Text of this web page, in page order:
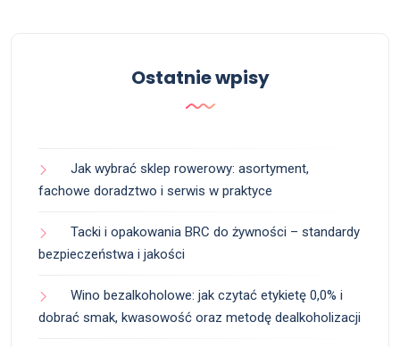
Ostatnie wpisy
Jak wybrać sklep rowerowy: asortyment,
fachowe doradztwo i serwis w praktyce
Tacki i opakowania BRC do żywności – standardy
bezpieczeństwa i jakości
Wino bezalkoholowe: jak czytać etykietę 0,0% i
dobrać smak, kwasowość oraz metodę dealkoholizacji